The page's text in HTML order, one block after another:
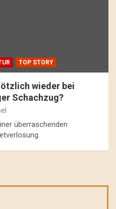
TOP STORY
wieder bei
Schachzug?
überraschenden